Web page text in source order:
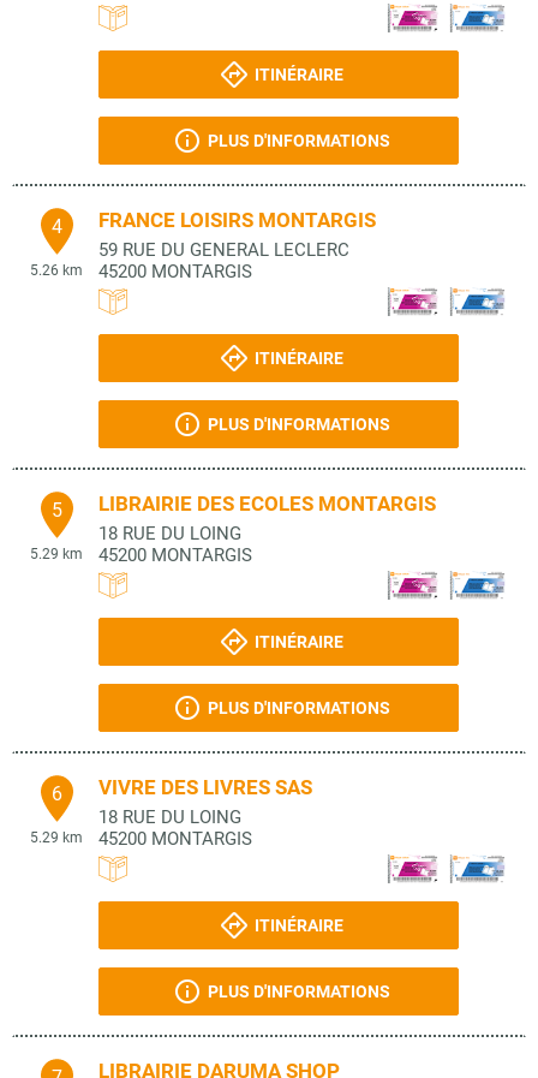
ITINÉRAIRE
PLUS D'INFORMATIONS
4
5.26 km
FRANCE LOISIRS MONTARGIS
59 RUE DU GENERAL LECLERC
45200 MONTARGIS
ITINÉRAIRE
PLUS D'INFORMATIONS
5
5.29 km
LIBRAIRIE DES ECOLES MONTARGIS
18 RUE DU LOING
45200 MONTARGIS
ITINÉRAIRE
PLUS D'INFORMATIONS
6
5.29 km
VIVRE DES LIVRES SAS
18 RUE DU LOING
45200 MONTARGIS
ITINÉRAIRE
PLUS D'INFORMATIONS
LIBRAIRIE DARUMA SHOP